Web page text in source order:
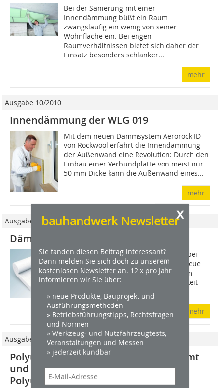
x
bauhandwerk Newsletter
Sie fanden diesen Beitrag interessant?
Dann melden Sie sich doch zu unserem
kostenlosen Newsletter an. 12 x pro Jahr
informieren wir Sie über:
» neue Produkte, Bauprojekt und
Ausführungsmethoden
» Betriebsführungstipps, Rechtsfragen
und Normen
» Werkzeug- und Nutzfahrzeugtests,
Veranstaltungen und Messen
» jederzeit kündbar
Bei der Sanierung mit einer
Innendämmung büßt ein Raum
zwangsläufig ein wenig von seiner
Wohnfläche ein. Bei engen
Raumverhältnissen bietet sich daher der
Einsatz besonders schlanker...
mehr
Ausgabe 10/2010
Innendämmung der WLG 019
Mit dem neuen Dämmsystem Aerorock ID
von Rockwool erfährt die Innendämmung
der Außenwand eine Revolution: Durch den
Einbau einer Verbundplatte von meist nur
50 mm Dicke kann die Außenwand eines...
mehr
Ausgabe 12/2010
Dämmung der WLG 032
Eine deutlich bessere Dämmleistung bei
gleicher Plattendicke ermöglicht die neue
Ursa Glasswool Dämmplatte mit einem
Bemessungswert der Wärmeleitfähigkeit
von ? = 0,032 W/(mK). Gerade für...
mehr
Ausgabe 1-2/2014
Polyurethan-Sprühdämmung Gedämmt
und dicht dank aufgesprühten
Polyurethan